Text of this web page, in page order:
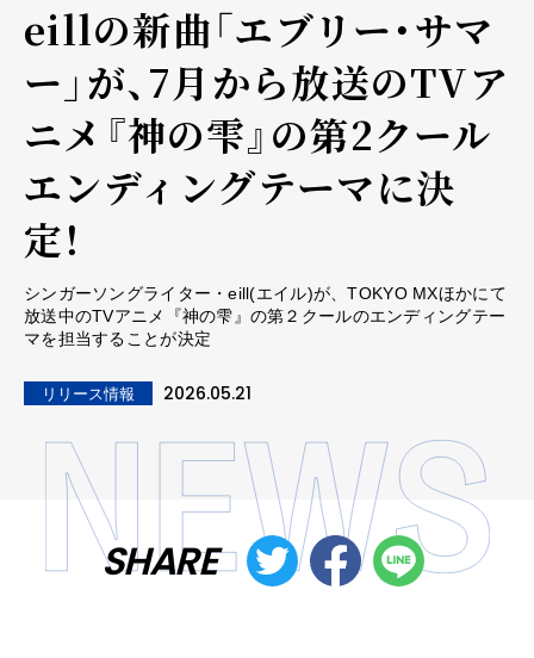
eillの新曲「エブリー・サマ
ー」が、7月から放送のTVア
ニメ『神の雫』の第2クール
エンディングテーマに決
定！
シンガーソングライター・eill(エイル)が、TOKYO MXほかにて
放送中のTVアニメ『神の雫』の第２クールのエンディングテー
マを担当することが決定
リリース情報 2026.05.21
SHARE